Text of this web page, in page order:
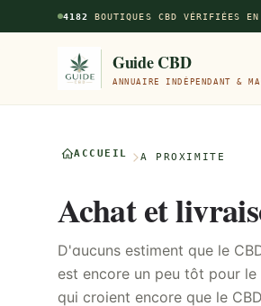
Aller au contenu principal
4182 BOUTIQUES CBD VÉRIFIÉES EN
Guide CBD
ANNUAIRE INDÉPENDANT &
ACCUEIL À PROXIMITÉ
Achat et
D'aucuns estiment que le
est encore un peu tôt pour
qui croient encore que le